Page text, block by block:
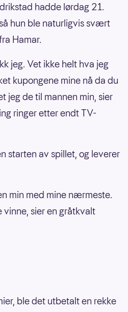
hadde lørdag 21.
hun ble naturligvis svært
Hamar.
jeg. Vet ikke helt hva jeg
kupongene mine nå da du
jeg de til mannen min, sier
ringer etter endt TV-
starten av spillet, og leverer
min med mine nærmeste.
vinne, sier en gråtkvalt
ble det utbetalt en rekke